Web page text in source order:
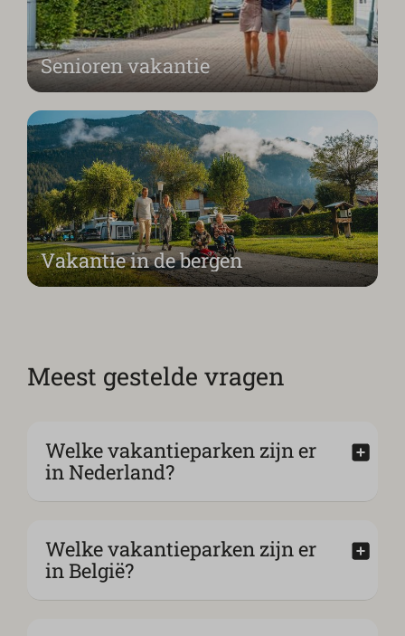
Senioren vakantie
Vakantie in de bergen
Meest gestelde vragen
Welke vakantieparken zijn er
in Nederland?
Welke vakantieparken zijn er
in België?